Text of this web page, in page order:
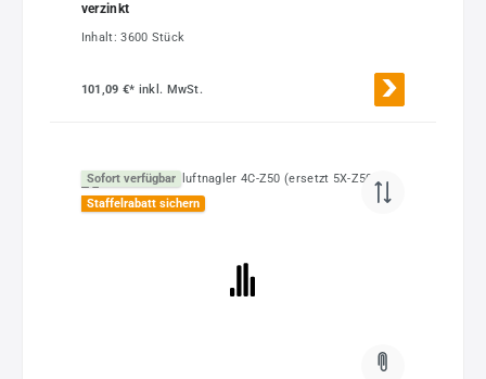
verzinkt
Inhalt:3600 Stück
101,09 €* inkl. MwSt.
Sofort verfügbar
Staffelrabatt sichern